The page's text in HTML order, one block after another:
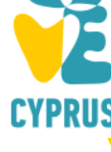
You are here: Home »
SHAHI INDIAN
SHAHI